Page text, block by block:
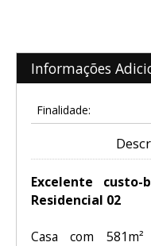
Informações
Finalidade:
Excelente
Residencial 02
Casa com